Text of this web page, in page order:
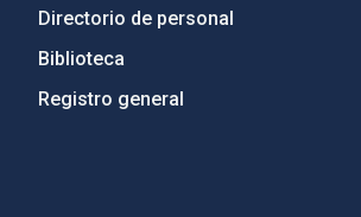
Directorio de personal
Biblioteca
Registro general